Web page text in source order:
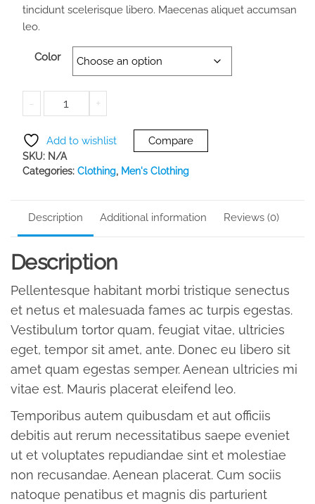
tincidunt scelerisque libero. Maecenas aliquet accumsan
leo.
Color
-
Black
pants
+
Add to wishlist Compare
SKU: N/A
Categories: Clothing, Men's Clothing
Description Additional information Reviews (0)
Description
Pellentesque habitant morbi tristique senectus
et netus et malesuada fames ac turpis egestas.
Vestibulum tortor quam, feugiat vitae, ultricies
eget, tempor sit amet, ante. Donec eu libero sit
amet quam egestas semper. Aenean ultricies mi
vitae est. Mauris placerat eleifend leo.
Temporibus autem quibusdam et aut officiis
debitis aut rerum necessitatibus saepe eveniet
ut et voluptates repudiandae sint et molestiae
non recusandae. Aenean placerat. Cum sociis
natoque penatibus et magnis dis parturient